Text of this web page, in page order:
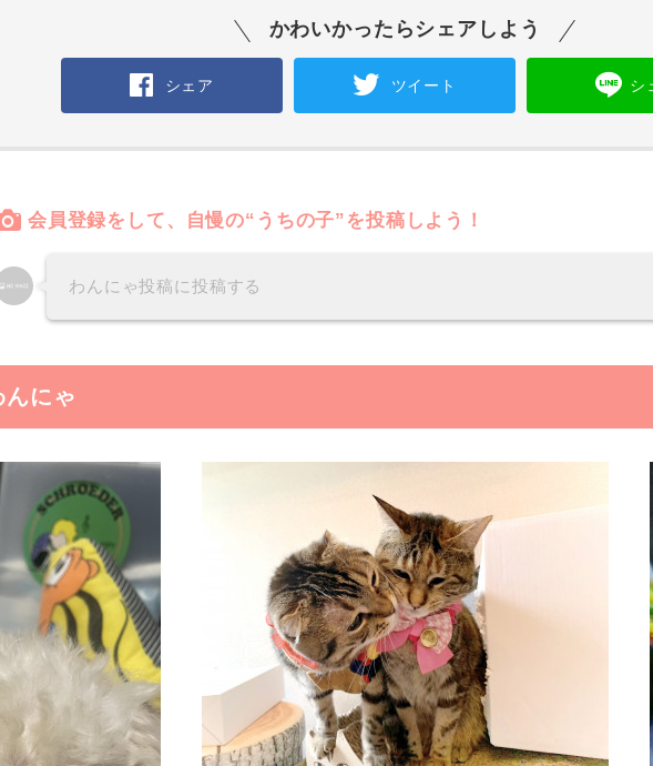
かわいかったらシェアしよう
シェア ツイート シ
会員登録をして、自慢の“うちの子”を投稿しよう！
わんにゃ投稿に投稿する
んにゃ